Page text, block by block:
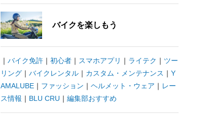
バイクを楽しもう
｜ バイク免許｜ 初心者｜ スマホアプリ ｜ ライテク ｜ ツー
リング｜ バイクレンタル｜ カスタム・メンテナンス ｜ Y
AMALUBE｜ ファッション ｜ ヘルメット・ウェア ｜ レー
ス情報 ｜ BLU CRU ｜ 編集部おすすめ